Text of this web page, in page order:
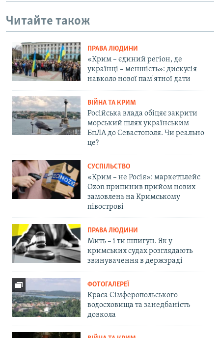
Читайте також
ПРАВА ЛЮДИНИ
«Крим – єдиний регіон, де
українці – меншість»: дискусія
навколо нової пам'ятної дати
ВІЙНА ТА КРИМ
Російська влада обіцяє закрити
морський шлях українським
БпЛА до Севастополя. Чи реально
це?
СУСПІЛЬСТВО
«Крим – не Росія»: маркетплейс
Ozon припинив прийом нових
замовлень на Кримському
півострові
ПРАВА ЛЮДИНИ
Мить – і ти шпигун. Як у
кримських судах розглядають
звинувачення в держзраді
ФОТОГАЛЕРЕЇ
Краса Сімферопольського
водосховища та занедбаність
довкола